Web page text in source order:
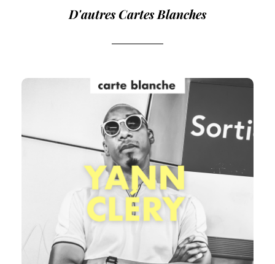
D'autres Cartes Blanches